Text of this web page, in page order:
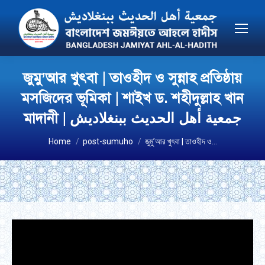
জুমু’আর খুৎবা | তাওহীদ ও সুন্নাহ প্রতিষ্ঠায়
মসজিদের ভূমিকা | শাইখ ড. শহীদুল্লাহ খান
মাদানী | جمعية أهل الحديث ببنغلاديش
You are here:
Home post-sumuho জুমু’আর খুৎবা | তাওহীদ ও…